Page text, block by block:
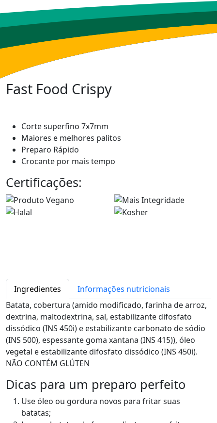
Fast Food Crispy
Corte superfino 7x7mm
Maiores e melhores palitos
Preparo Rápido
Crocante por mais tempo
Certificações:
Ingredientes
Informações nutricionais
Batata, cobertura (amido modificado, farinha de arroz,
dextrina, maltodextrina, sal, estabilizante difosfato
dissódico (INS 450i) e estabilizante carbonato de sódio
(INS 500), espessante goma xantana (INS 415)), óleo
vegetal e estabilizante difosfato dissódico (INS 450i).
NÃO CONTÉM GLÚTEN
Dicas para um preparo perfeito
Use óleo ou gordura novos para fritar suas
batatas;